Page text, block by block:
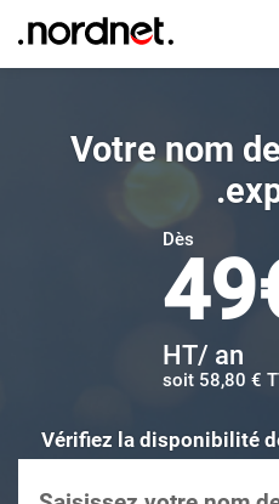
Aller au
contenu
principal
Votre nom
Dès
HT/ an
49 € HT par
soit 58,80 €
Vérifier la
Vérifiez la disponibilité